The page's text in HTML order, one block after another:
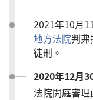
2021年10月
地方法院判
徒刑。
2020年12月
法院開庭審理